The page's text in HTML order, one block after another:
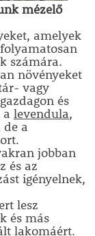
mézelő
amelyek
számára.
növényeket
vagy
és
levendula,
de a
jobban
és az
igényelnek,
lesz
és más
lakomáért.